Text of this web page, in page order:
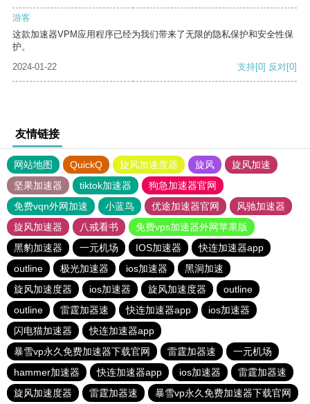
游客
这款加速器VPM应用程序已经为我们带来了无限的隐私保护和安全性保
护。
2024-01-22
支持[0] 反对[0]
友情链接
网站地图 QuickQ 旋风加速度器 旋风
旋风加速
坚果加速器
tiktok加速器
狗急加速器官网
免费vqn外网加速
小蓝鸟 优途加速器官网
风驰加速器
旋风加速器
八戒看书
免费vps加速器外网苹果版
黑豹加速器
一元机场 IOS加速器
快连加速器app
outline
极光加速器 ios加速器
黑洞加速
旋风加速度器
ios加速器 旋风加速度器
outline
outline
雷霆加器速 快连加速器app
ios加速器
闪电猫加速器
快连加速器app
暴雪vp永久免费加速器下载官网
雷霆加器速
一元机场
hammer加速器
快连加速器app ios加速器
雷霆加器速
旋风加速度器
雷霆加器速 暴雪vp永久免费加速器下载官网